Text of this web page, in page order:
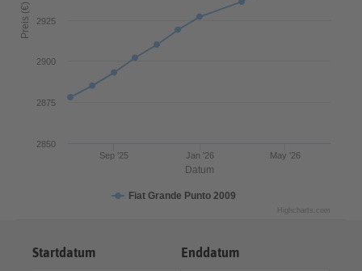
Datum
Preis (€)
Fiat Grande Punto 2009
Jan '26
Sep '25 May '26
2900
2850
2875
2925
Highcharts.com
Startdatum Enddatum